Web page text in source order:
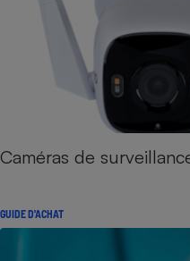
Caméras de
GUIDE D'ACHAT